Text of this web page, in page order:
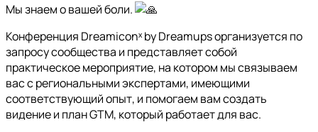
Мы знаем о вашей боли.
Конференция Dreamiconˣ by Dreamups организуется по
запросу сообщества и представляет собой
практическое мероприятие, на котором мы связываем
вас с региональными экспертами, имеющими
соответствующий опыт, и помогаем вам создать
видение и план GTM, который работает для вас.